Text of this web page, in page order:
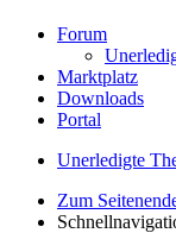
Forum
Marktplatz
Downloads
Portal
Unerledigte
Zum